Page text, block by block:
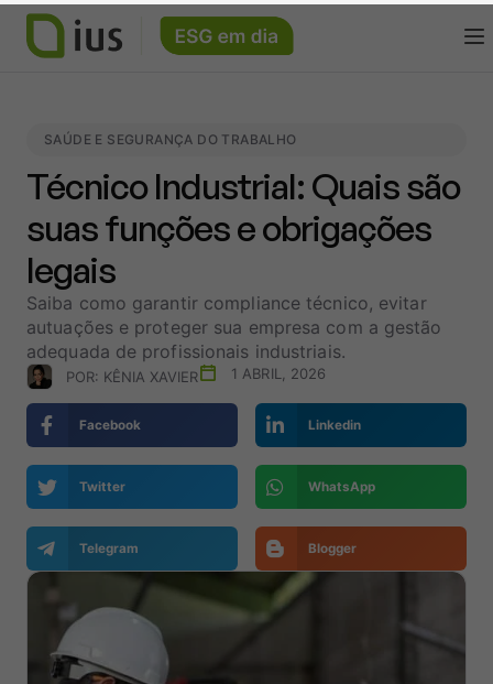
SAÚDE E SEGURANÇA DO TRABALHO
Técnico Industrial: Quais são
suas funções e obrigações
legais
Saiba como garantir compliance técnico, evitar
autuações e proteger sua empresa com a gestão
adequada de profissionais industriais.
POR: KÊNIA XAVIER 1 ABRIL, 2026
Facebook Linkedin
Twitter WhatsApp
Telegram Blogger